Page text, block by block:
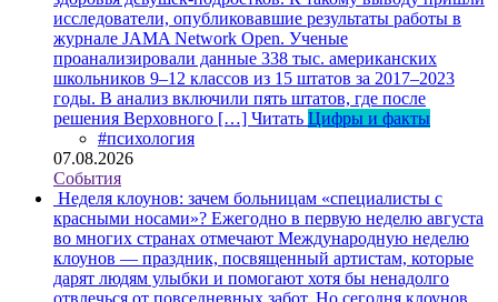
исследователи, опубликовавшие результаты работы в
журнале JAMA Network Open. Ученые
проанализировали данные 338 тыс. американских
школьников 9–12 классов из 15 штатов за 2017–2023
годы. В анализ включили пять штатов, где после
решения Верховного […] Читать Цифры и факты
#психология
07.08.2026
События
Неделя клоунов: зачем больницам «специалисты с
красными носами»? Ежегодно в первую неделю августа
во многих странах отмечают Международную неделю
клоунов — праздник, посвященный артистам, которые
дарят людям улыбки и помогают хотя бы ненадолго
отвлечься от повседневных забот. Но сегодня клоунов